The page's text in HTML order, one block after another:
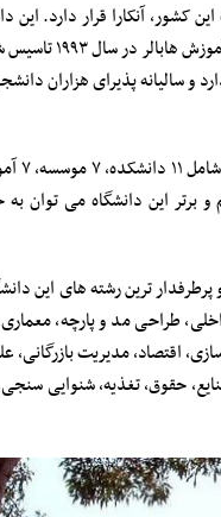
آنکارا قرار دارد. این
پروفسور دکتر مهمت هابرال و با همکاری بنیاد
و سالیانه پذیرای هزاران
هم اکنون
و برتر این دانشگاه می توان به
ترین رشته های این
طراحی مد و پارچه،
اقتصاد، مدیریت بازرگانی،
حقوق، تغذیه، شنوایی سنجی،